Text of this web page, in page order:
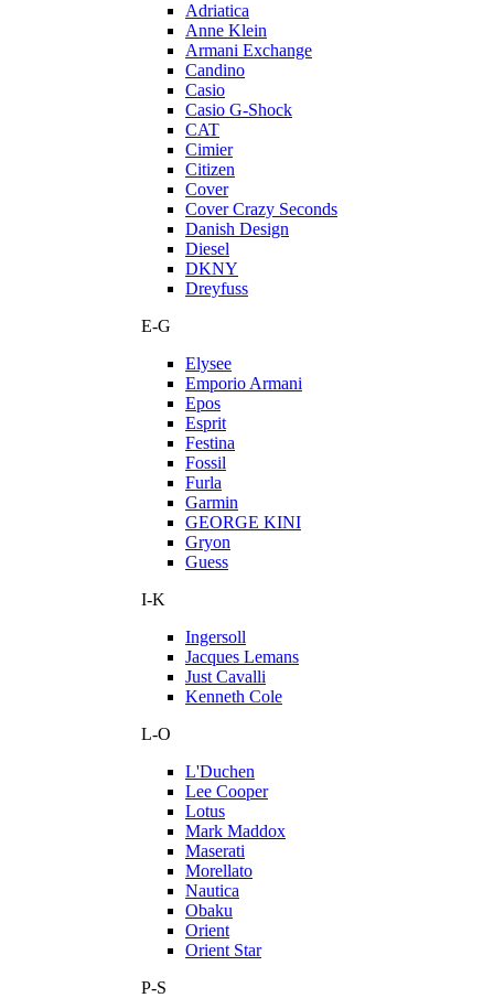
Adriatica
Anne Klein
Armani Exchange
Candino
Casio
Casio G-Shock
CAT
Cimier
Citizen
Cover
Cover Crazy Seconds
Danish Design
Diesel
DKNY
Dreyfuss
E-G
Elysee
Emporio Armani
Epos
Esprit
Festina
Fossil
Furla
Garmin
GEORGE KINI
Gryon
Guess
I-K
Ingersoll
Jacques Lemans
Just Cavalli
Kenneth Cole
L-O
L'Duchen
Lee Cooper
Lotus
Mark Maddox
Maserati
Morellato
Nautica
Obaku
Orient
Orient Star
P-S